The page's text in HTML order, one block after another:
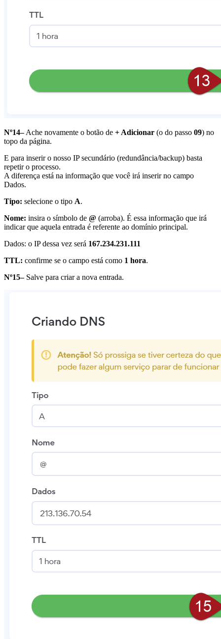
Nº14–Ache novamente o botão de + Adicionar (o do passo 09) no
topo da página.
E para inserir o nosso IP secundário (redundância/backup) basta
repetir o processo.
A diferença está na informação que você irá inserir no campo
Dados.
Tipo: selecione o tipo A.
Nome: insira o símbolo de @ (arroba). É essa informação que irá
indicar que aquela entrada é referente ao domínio principal.
Dados: o IP dessa vez será 167.234.231.111
TTL: confirme se o campo está como 1 hora.
Nº15–Salve para criar a nova entrada.